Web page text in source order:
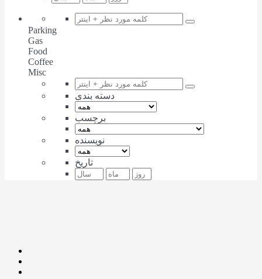
Parking
Gas
Food
Coffee
Misc
دسته بندی
برچسب
نویسنده
تاریخ